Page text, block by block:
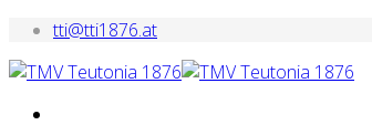
tti@tti1876.at